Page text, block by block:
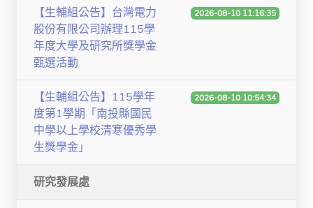
【生輔組公告】台灣電力
股份有限公司辦理115學
年度大學及研究所獎學金
甄選活動
2026-08-10 11:16:35
【生輔組公告】115學年
度第1學期「南投縣國民
中學以上學校清寒優秀學
生獎學金」
2026-08-10 10:54:34
研究發展處